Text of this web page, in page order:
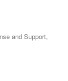
and Support,